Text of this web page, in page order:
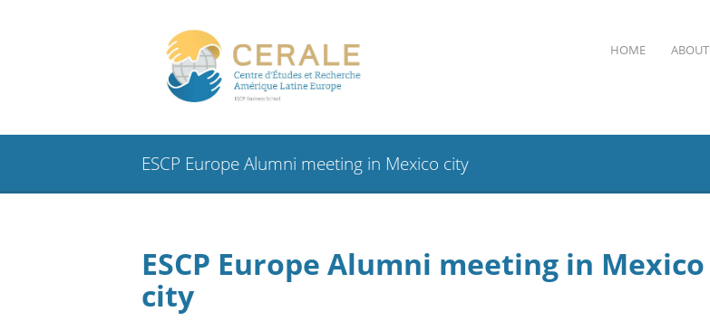
HOME ABOUT
ESCP Europe Alumni meeting in Mexico city
ESCP Europe Alumni meeting in Mexico
city